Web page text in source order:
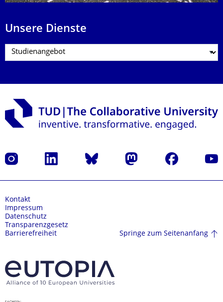
Unsere Dienste
Instagram LinkedIn Bluesky Mastodon Facebook
Kontakt
Impressum
Datenschutz
Transparenzgesetz
Barrierefreiheit
Springe zum Seitenanfang